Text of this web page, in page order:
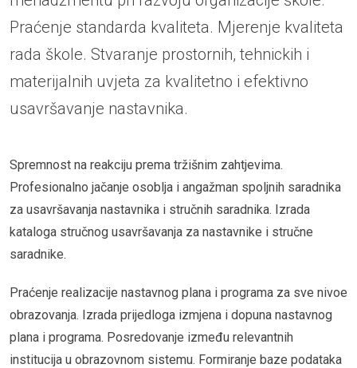
Praćenje standarda kvaliteta. Mjerenje kvaliteta
rada škole. Stvaranje prostornih, tehnickih i
materijalnih uvjeta za kvalitetno i efektivno
usavršavanje nastavnika.
Spremnost na reakciju prema tržišnim zahtjevima.
Profesionalno jačanje osoblja i angažman spoljnih saradnika
za usavršavanja nastavnika i stručnih saradnika. Izrada
kataloga stručnog usavršavanja za nastavnike i stručne
saradnike.
Praćenje realizacije nastavnog plana i programa za sve nivoe
obrazovanja. Izrada prijedloga izmjena i dopuna nastavnog
plana i programa. Posredovanje između relevantnih
institucija u obrazovnom sistemu. Formiranje baze podataka